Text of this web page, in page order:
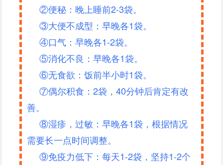
②便秘：晚上睡前2-3袋。
③大便不成型：早晚各1袋。
④口气：早晚各1-2袋。
⑤消化不良：早晚各1袋。
⑥无食欲：饭前半小时1袋。
⑦偶尔积食：2袋，40分钟后肯定有改
善。
⑧湿疹，过敏：早晚各1袋，根据情况
需要长一点时间调整。
⑨免疫力低下：每天1-2袋，坚持1-2个